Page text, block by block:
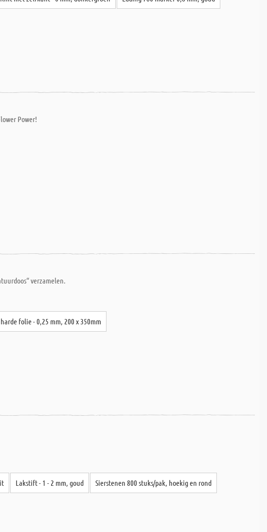
Power!
verzamelen.
folie - 0,25 mm, 200 x 350mm
Lakstift - 1 - 2 mm, goud Sierstenen 800 stuks/pak, hoekig en rond